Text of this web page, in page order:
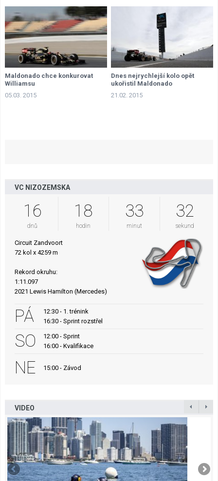
Maldonado chce konkurovat
Williamsu
05.03. 2015
Dnes nejrychlejší kolo opět
ukořistil Maldonado
21.02. 2015
VC NIZOZEMSKA
16
dnů
18
hodin
33
minut
31
sekund
Circuit Zandvoort
72 kol x 4259 m
Rekord okruhu:
1:11.097
2021 Lewis Hamilton (Mercedes)
PÁ
12:30 - 1. trénink
16:30 - Sprint rozstřel
SO
12:00 - Sprint
16:00 - Kvalifikace
NE 15:00 - Závod
VIDEO